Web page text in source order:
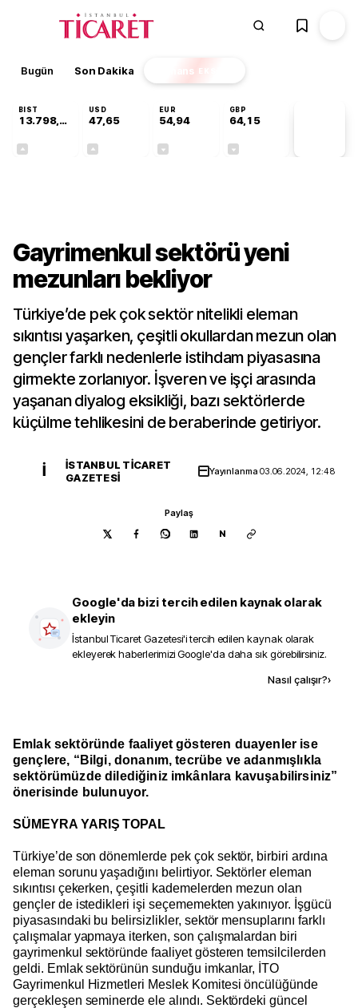
Bugün Son Dakika Finans EKSTRA
BIST
13.798,82
USD
47,65
EUR
54,94
GBP
64,15
Gayrimenkul sektörü yeni
mezunları bekliyor
Türkiye’de pek çok sektör nitelikli eleman
sıkıntısı yaşarken, çeşitli okullardan mezun olan
gençler farklı nedenlerle istihdam piyasasına
girmekte zorlanıyor. İşveren ve işçi arasında
yaşanan diyalog eksikliği, bazı sektörlerde
küçülme tehlikesini de beraberinde getiriyor.
İ
İSTANBUL TICARET
GAZETESI
Yayınlanma03.06.2024, 12:48
Paylaş
N
Google'da bizi tercih edilen kaynak olarak
ekleyin
İstanbul Ticaret Gazetesi'i tercih edilen kaynak olarak
ekleyerek haberlerimizi Google'da daha sık görebilirsiniz.
Nasıl çalışır?›
Emlak sektöründe faaliyet gösteren duayenler ise
gençlere, “Bilgi, donanım, tecrübe ve adanmışlıkla
sektörümüzde dilediğiniz imkânlara kavuşabilirsiniz”
önerisinde bulunuyor.
SÜMEYRA YARIŞ TOPAL
Türkiye’de son dönemlerde pek çok sektör, birbiri ardına
eleman sorunu yaşadığını belirtiyor. Sektörler eleman
sıkıntısı çekerken, çeşitli kademelerden mezun olan
gençler de istedikleri işi seçememekten yakınıyor. İşgücü
piyasasındaki bu belirsizlikler, sektör mensuplarını farklı
çalışmalar yapmaya iterken, son çalışmalardan biri
gayrimenkul sektöründe faaliyet gösteren temsilcilerden
geldi. Emlak sektörünün sunduğu imkanlar, İTO
Gayrimenkul Hizmetleri Meslek Komitesi öncülüğünde
gerçekleşen seminerde ele alındı. Sektördeki güncel